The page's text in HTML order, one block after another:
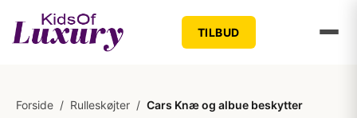
TILBUD
Forside / Rulleskøjter / Cars Knæ og albue beskytter